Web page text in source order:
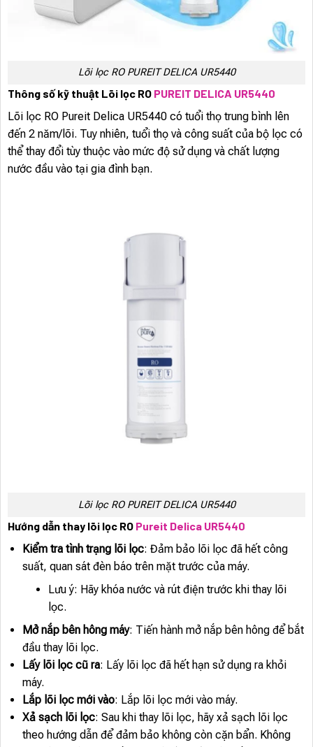
Lõi lọc RO PUREIT DELICA UR5440
Thông số kỹ thuật Lõi lọc RO PUREIT DELICA UR5440
Lõi lọc RO Pureit Delica UR5440 có tuổi thọ trung bình lên
đến 2 năm/lõi. Tuy nhiên, tuổi thọ và công suất của bộ lọc có
thể thay đổi tùy thuộc vào mức độ sử dụng và chất lượng
nước đầu vào tại gia đình bạn.
Lõi lọc RO PUREIT DELICA UR5440
Hướng dẫn thay lõi lọc RO Pureit Delica UR5440
Kiểm tra tình trạng lõi lọc: Đảm bảo lõi lọc đã hết công
suất, quan sát đèn báo trên mặt trước của máy.
Lưu ý: Hãy khóa nước và rút điện trước khi thay lõi
lọc.
Mở nắp bên hông máy: Tiến hành mở nắp bên hông để bắt
đầu thay lõi lọc.
Lấy lõi lọc cũ ra: Lấy lõi lọc đã hết hạn sử dụng ra khỏi
máy.
Lắp lõi lọc mới vào: Lắp lõi lọc mới vào máy.
Xả sạch lõi lọc: Sau khi thay lõi lọc, hãy xả sạch lõi lọc
theo hướng dẫn để đảm bảo không còn cặn bẩn. Không